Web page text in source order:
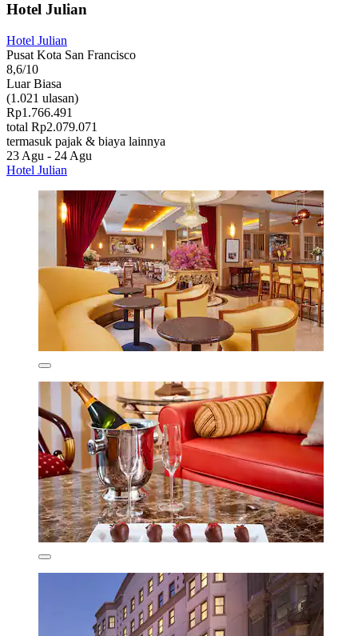
Hotel Julian
Hotel Julian
Pusat Kota San Francisco
8,6/10
Luar Biasa
(1.021 ulasan)
Rp1.766.491
total Rp2.079.071
termasuk pajak & biaya lainnya
23 Agu - 24 Agu
Hotel Julian